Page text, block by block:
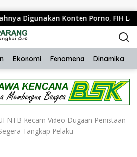
Konten Porno, FIH
Ekonomi Fenomena Dinamika
NTB Kecam Video Dugaan Penistaan
Tangkap Pelaku